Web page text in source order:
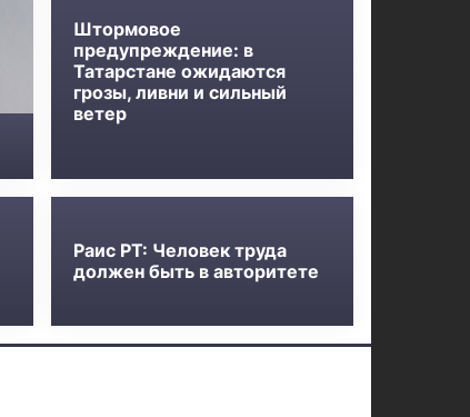
Штормовое
предупреждение: в
Татарстане ожидаются
грозы, ливни и сильный
ветер
Раис РТ: Человек труда
должен быть в авторитете